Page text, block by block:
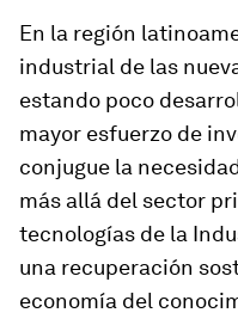
En la región
industrial de las
estando poco
mayor esfuerzo de
conjugue la
más allá del sector
tecnologías de la
una recuperación
economía del